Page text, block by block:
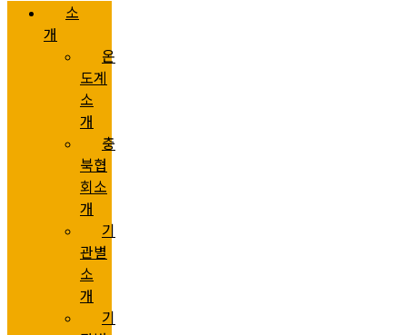
소
개
온
도계
소
개
충
북협
회소
개
기
관별
소
개
기